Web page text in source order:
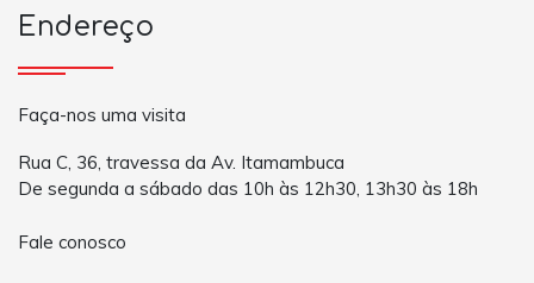
Endereço
Faça-nos uma visita
Rua C, 36, travessa da Av. Itamambuca
De segunda a sábado das 10h às 12h30, 13h30 às 18h
Fale conosco